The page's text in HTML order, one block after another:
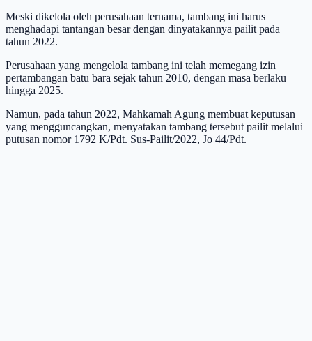
Meski dikelola oleh perusahaan ternama, tambang ini harus
menghadapi tantangan besar dengan dinyatakannya pailit pada
tahun 2022.
Perusahaan yang mengelola tambang ini telah memegang izin
pertambangan batu bara sejak tahun 2010, dengan masa berlaku
hingga 2025.
Namun, pada tahun 2022, Mahkamah Agung membuat keputusan
yang mengguncangkan, menyatakan tambang tersebut pailit melalui
putusan nomor 1792 K/Pdt. Sus-Pailit/2022, Jo 44/Pdt.